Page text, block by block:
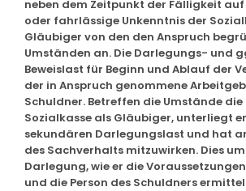
neben dem Zeitpunkt der Fälligkeit
oder fahrlässige Unkenntnis der
Gläubiger von den den Anspruch
Umständen an. Die Darlegungs- und
Beweislast für Beginn und Ablauf der
der in Anspruch genommene
Schuldner. Betreffen die Umstände die
Sozialkasse als Gläubiger, unterliegt
sekundären Darlegungslast und hat
des Sachverhalts mitzuwirken. Dies
Darlegung, wie er die
und die Person des Schuldners